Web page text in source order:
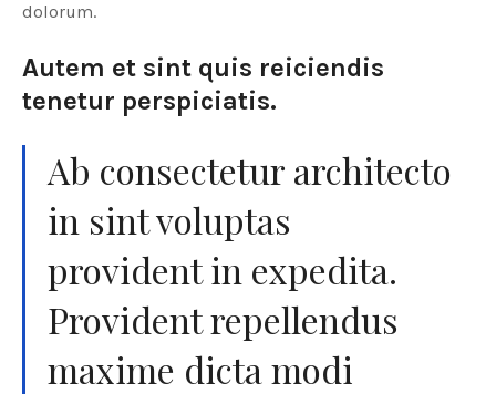
dolorum.
Autem et sint quis reiciendis
tenetur perspiciatis.
Ab consectetur architecto
in sint voluptas
provident in expedita.
Provident repellendus
maxime dicta modi